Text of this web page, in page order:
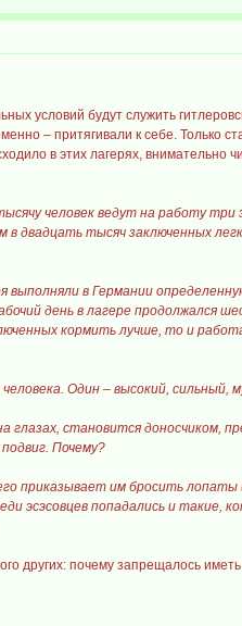
условий будут служить
– притягивали к себе. Только
в этих лагерях, внимательно
человек ведут на работу
двадцать тысяч заключенных
в Германии
день в лагере продолжался
кормить лучше, то и
Один – высокий, сильный,
становится доносчиком,
Почему?
приказывает им бросить
эсэсовцев попадались и
других: почему запрещалось